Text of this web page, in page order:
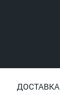
ДОСТАВКА